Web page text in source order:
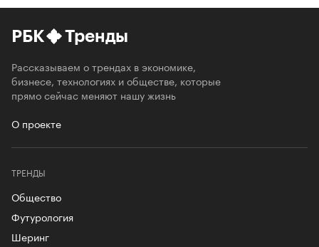
РБК Тренды
Рассказываем о трендах в экономике,
бизнесе, технологиях и обществе, которые
прямо сейчас меняют нашу жизнь
О проекте
ТРЕНДЫ
Общество
Футурология
Шеринг